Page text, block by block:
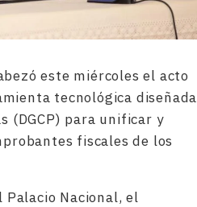
este miércoles el acto
tecnológica diseñada
(DGCP) para unificar y
fiscales de los
Palacio Nacional, el